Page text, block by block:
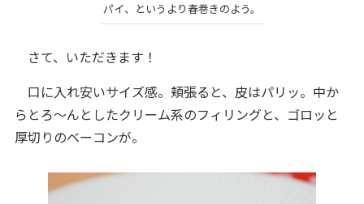
パイ、というより春巻きのよう。
さて、いただきます！
口に入れ安いサイズ感。頬張ると、皮はパリッ。中か
らとろ～んとしたクリーム系のフィリングと、ゴロッと
厚切りのベーコンが。